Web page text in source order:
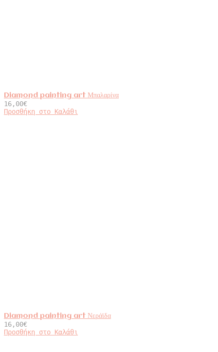
Diamond painting art Μπαλαρίνα
16,00€
Προσθήκη στο Καλάθι
Diamond painting art Νεράϊδα
16,00€
Προσθήκη στο Καλάθι